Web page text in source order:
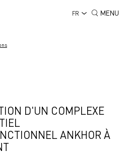
FR MENU
D'UN COMPLEXE
ANKHOR À